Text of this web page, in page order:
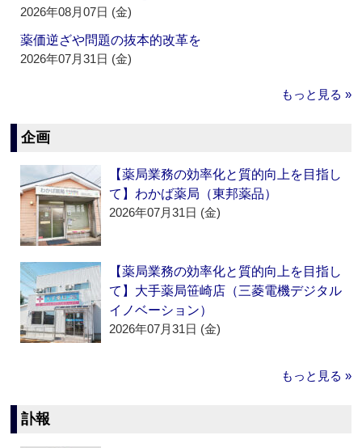
2026年08月07日 (金)
薬価逆ざや問題の抜本的改革を
2026年07月31日 (金)
もっと見る »
企画
【薬局業務の効率化と質的向上を目指し
て】わかば薬局（東邦薬品）
2026年07月31日 (金)
【薬局業務の効率化と質的向上を目指し
て】大手薬局笹崎店（三菱電機デジタル
イノベーション）
2026年07月31日 (金)
もっと見る »
訃報